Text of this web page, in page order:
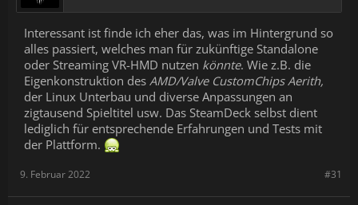
Interessant ist finde ich eher das, was im Hintergrund so
alles passiert, welches man für zukünftige Standalone
oder Streaming VR-HMD nutzen könnte. Wie z.B. die
Eigenkonstruktion des AMD/Valve CustomChips Aerith,
der Linux Unterbau und diverse Anpassungen an
zigtausend Spieltitel usw. Das SteamDeck selbst dient
lediglich für entsprechende Erfahrungen und Tests mit
der Plattform.
#31
9. Februar 2022